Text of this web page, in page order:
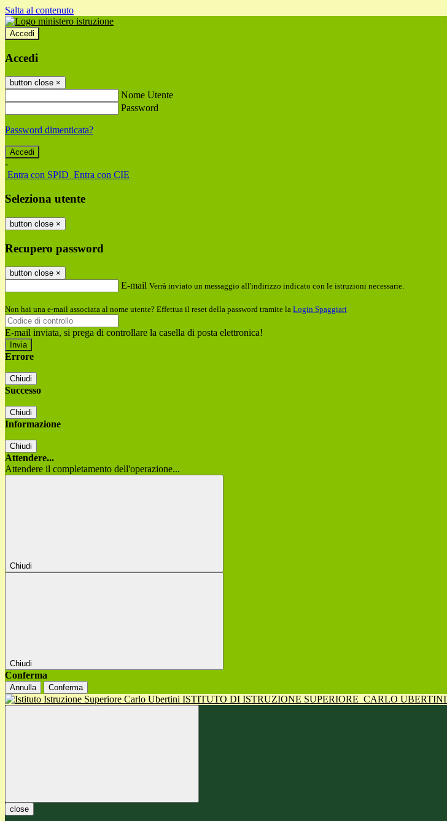
Salta al contenuto
Accedi
Accedi
button close ×
Nome Utente
Password
Password dimenticata?
-
Entra con SPID Entra con CIE
Seleziona utente
button close ×
Recupero password
button close ×
E-mail Verrà inviato un messaggio all'indirizzo indicato con le istruzioni necessarie.
Non hai una e-mail associata al nome utente? Effettua il reset della password tramite la Login Spaggiari
E-mail inviata, si prega di controllare la casella di posta elettronica!
Errore
Chiudi
Successo
Chiudi
Informazione
Chiudi
Attendere...
Attendere il completamento dell'operazione...
Chiudi
Chiudi
Conferma
Annulla Conferma
ISTITUTO DI ISTRUZIONE SUPERIORE CARLO UBERTINI
close